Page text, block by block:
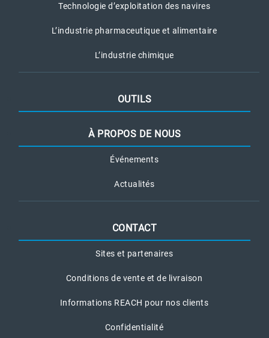
Technologie d’exploitation des navires
L’industrie pharmaceutique et alimentaire
L’industrie chimique
OUTILS
À PROPOS DE NOUS
Événements
Actualités
CONTACT
Sites et partenaires
Conditions de vente et de livraison
Informations REACH pour nos clients
Confidentialité